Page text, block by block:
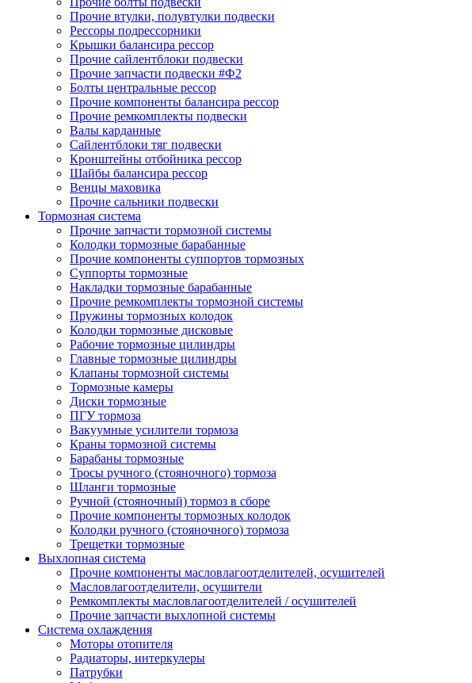
Прочие втулки, полувтулки подвески
Рессоры подрессорники
Крышки балансира рессор
Прочие сайлентблоки подвески
Прочие запчасти подвески #Ф2
Болты центральные рессор
Прочие компоненты балансира рессор
Прочие ремкомплекты подвески
Валы карданные
Сайлентблоки тяг подвески
Кронштейны отбойника рессор
Шайбы балансира рессор
Венцы маховика
Прочие сальники подвески
Тормозная система
Прочие запчасти тормозной системы
Колодки тормозные барабанные
Прочие компоненты суппортов тормозных
Суппорты тормозные
Накладки тормозные барабанные
Прочие ремкомплекты тормозной системы
Пружины тормозных колодок
Колодки тормозные дисковые
Рабочие тормозные цилиндры
Главные тормозные цилиндры
Клапаны тормозной системы
Тормозные камеры
Диски тормозные
ПГУ тормоза
Вакуумные усилители тормоза
Краны тормозной системы
Барабаны тормозные
Тросы ручного (стояночного) тормоза
Шланги тормозные
Ручной (стояночный) тормоз в сборе
Прочие компоненты тормозных колодок
Колодки ручного (стояночного) тормоза
Трещетки тормозные
Выхлопная система
Прочие компоненты масловлагоотделителей, осушителей
Масловлагоотделители, осушители
Ремкомплекты масловлагоотделителей / осушителей
Прочие запчасти выхлопной системы
Система охлаждения
Моторы отопителя
Радиаторы, интеркулеры
Патрубки